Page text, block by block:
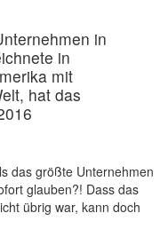
in
in
mit
hat das
das größte Unternehmen
glauben?! Dass das
übrig war, kann doch